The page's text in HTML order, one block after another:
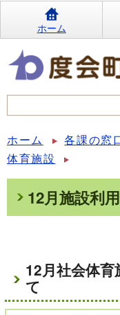
ホーム
ホーム 各課の窓
体育施設
12月施設利
12月社会体
て